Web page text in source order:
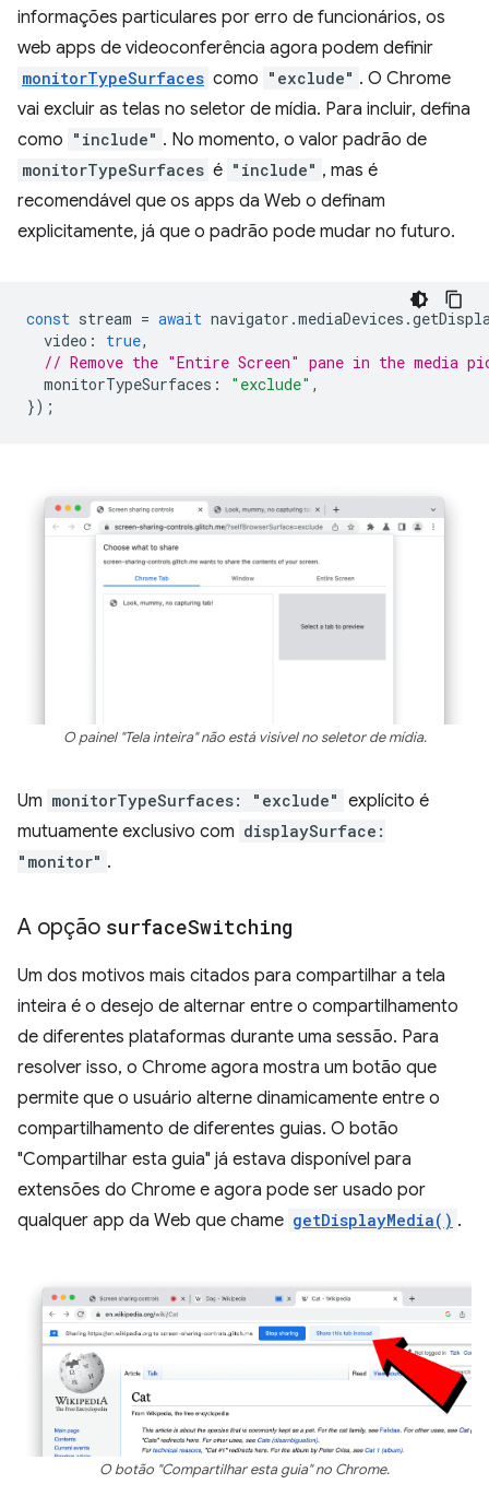
informações particulares por erro de funcionários, os
web apps de videoconferência agora podem definir
monitorTypeSurfaces como "exclude" . O Chrome
vai excluir as telas no seletor de mídia. Para incluir, defina
como "include" . No momento, o valor padrão de
monitorTypeSurfaces é "include" , mas é
recomendável que os apps da Web o definam
explicitamente, já que o padrão pode mudar no futuro.
const stream = await navigator .mediaDevices .
video : true,
// Remove the "Entire Screen" pane in the media
monitorTypeSurfaces : "exclude" ,
});
O painel "Tela inteira" não está visível no seletor de mídia.
Um monitorTypeSurfaces: "exclude" explícito é
mutuamente exclusivo com displaySurface:
"monitor" .
A opção surfaceSwitching
Um dos motivos mais citados para compartilhar a tela
inteira é o desejo de alternar entre o compartilhamento
de diferentes plataformas durante uma sessão. Para
resolver isso, o Chrome agora mostra um botão que
permite que o usuário alterne dinamicamente entre o
compartilhamento de diferentes guias. O botão
"Compartilhar esta guia" já estava disponível para
extensões do Chrome e agora pode ser usado por
qualquer app da Web que chame getDisplayMedia() .
O botão "Compartilhar esta guia" no Chrome.